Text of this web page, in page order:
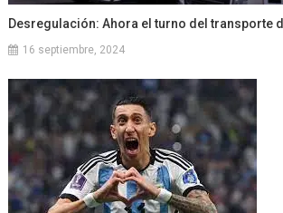
Desregulación: Ahora el turno del transporte
16 septiembre, 2024